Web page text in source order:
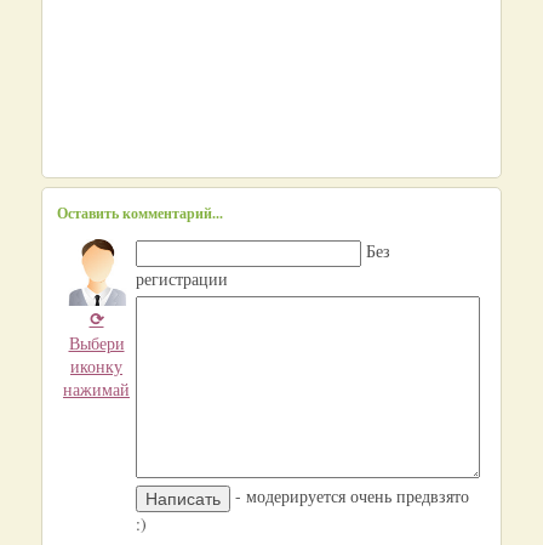
Оставить комментарий...
⟳
Выбери
иконку
нажимай
Без
регистрации
- модерируется очень предвзято
:)